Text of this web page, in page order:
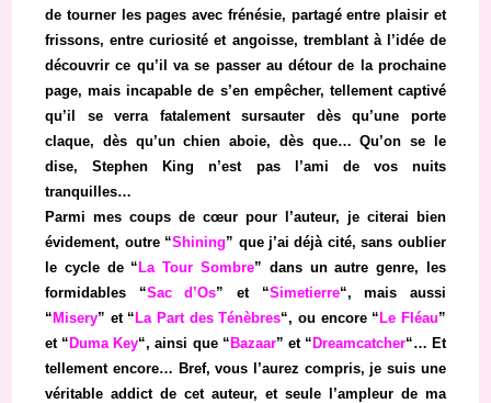
de tourner les pages avec frénésie, partagé entre plaisir et
frissons, entre curiosité et angoisse, tremblant à l’idée de
découvrir ce qu’il va se passer au détour de la prochaine
page, mais incapable de s’en empêcher, tellement captivé
qu’il se verra fatalement sursauter dès qu’une porte
claque, dès qu’un chien aboie, dès que… Qu’on se le
dise, Stephen King n’est pas l’ami de vos nuits
tranquilles…
Parmi mes coups de cœur pour l’auteur, je citerai bien
évidement, outre “Shining” que j’ai déjà cité, sans oublier
le cycle de “La Tour Sombre” dans un autre genre, les
formidables “Sac d’Os” et “Simetierre“, mais aussi
“Misery” et “La Part des Ténèbres“, ou encore “Le Fléau”
et “Duma Key“, ainsi que “Bazaar” et “Dreamcatcher“… Et
tellement encore… Bref, vous l’aurez compris, je suis une
véritable addict de cet auteur, et seule l’ampleur de ma